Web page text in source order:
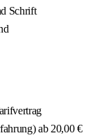
Schrift
ab 20,00 €